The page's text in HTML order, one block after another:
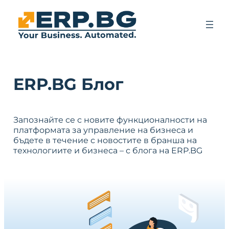
ERP.BG Блог
Запознайте се с новите функционалности на
платформата за управление на бизнеса и
бъдете в течение с новостите в бранша на
технологиите и бизнеса – с блога на ERP.BG